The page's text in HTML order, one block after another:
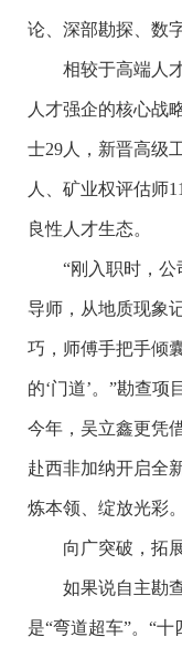
论、深部勘探、数
相较于高端人
人才强企的核心战
士29人，新晋高级
人、矿业权评估师
良性人才生态。
“刚入职时，
导师，从地质现象
巧，师傅手把手倾
的‘门道’。”勘查项
今年，吴立鑫更凭
赴西非加纳开启全
炼本领、绽放光彩。
向广突破，拓
如果说自主勘
是“弯道超车”。“